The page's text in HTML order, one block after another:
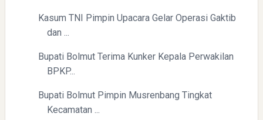
Kasum TNI Pimpin Upacara Gelar Operasi Gaktib
dan ...
Bupati Bolmut Terima Kunker Kepala Perwakilan
BPKP...
Bupati Bolmut Pimpin Musrenbang Tingkat
Kecamatan ...